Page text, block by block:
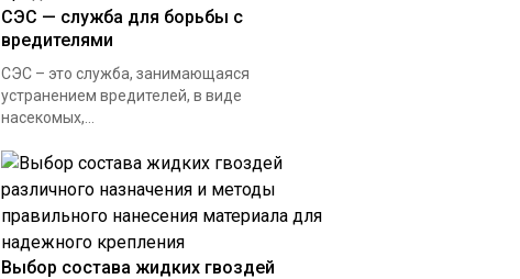
СЭС — служба для борьбы с
вредителями
СЭС – это служба, занимающаяся
устранением вредителей, в виде
насекомых,...
Выбор состава жидких гвоздей